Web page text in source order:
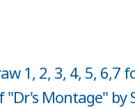
1, 2, 3, 4, 5,
Montage" by